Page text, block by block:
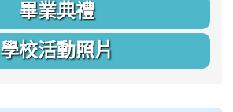
畢業典禮
學校活動照片